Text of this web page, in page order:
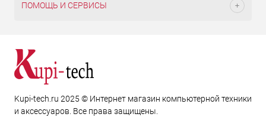
ПОМОЩЬ И СЕРВИСЫ
Kupi-tech.ru 2025 © Интернет магазин компьютерной техники
и аксессуаров. Все права защищены.